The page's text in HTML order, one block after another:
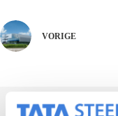
VORIGE